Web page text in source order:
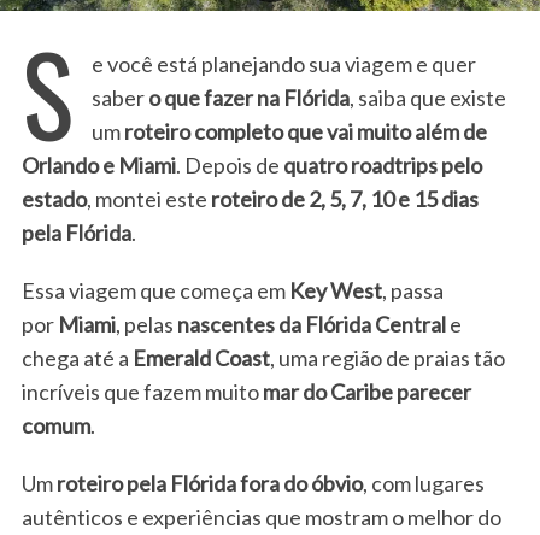
S
e você está planejando sua viagem e quer
sabero que fazer na Flórida, saiba que existe
umroteiro completo que vai muito além de
Orlando e Miami. Depois de quatro roadtrips pelo
estado, montei este roteiro de 2, 5, 7, 10 e 15 dias
pela Flórida.
Essa viagem que começa em Key West, passa
por Miami, pelas nascentes da Flórida Centrale
chega até a Emerald Coast, uma região de praias tão
incríveis que fazem muitomar do Caribe parecer
comum.
Umroteiro pela Flórida fora do óbvio, com lugares
autênticos e experiências que mostram o melhor do